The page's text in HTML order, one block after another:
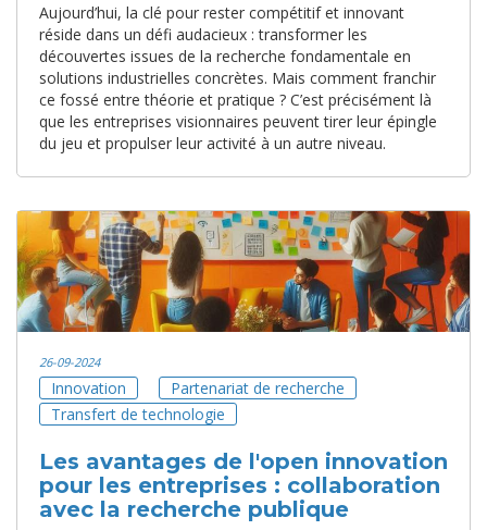
Aujourd’hui, la clé pour rester compétitif et innovant
réside dans un défi audacieux : transformer les
découvertes issues de la recherche fondamentale en
solutions industrielles concrètes. Mais comment franchir
ce fossé entre théorie et pratique ? C’est précisément là
que les entreprises visionnaires peuvent tirer leur épingle
du jeu et propulser leur activité à un autre niveau.
26-09-2024
Innovation
Partenariat de recherche
Transfert de technologie
Les avantages de l'open innovation
pour les entreprises : collaboration
avec la recherche publique